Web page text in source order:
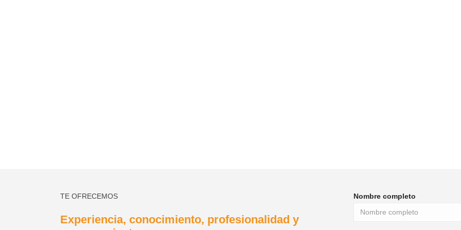
TE OFRECEMOS
Experiencia, conocimiento, profesionalidad y
Nombre completo